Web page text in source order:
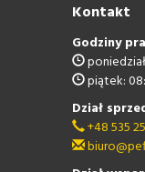
Kontakt
Godziny
piątek:
Dział
+48 535